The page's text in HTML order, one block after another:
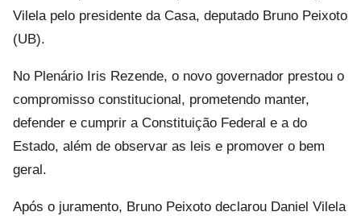
Vilela pelo presidente da Casa, deputado Bruno Peixoto
(UB).
No Plenário Iris Rezende, o novo governador prestou o
compromisso constitucional, prometendo manter,
defender e cumprir a Constituição Federal e a do
Estado, além de observar as leis e promover o bem
geral.
Após o juramento, Bruno Peixoto declarou Daniel Vilela